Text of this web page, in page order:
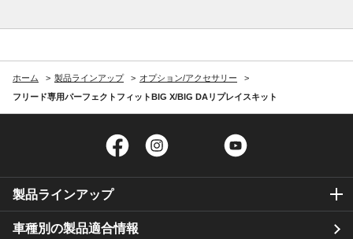
ホーム 製品ラインアップ
オプション/アクセサリー
フリード専用パーフェクトフィットBIG X/BIG DAリプレイスキット
Facebook Twitter
製品ラインアップ
車種別の製品適合情報